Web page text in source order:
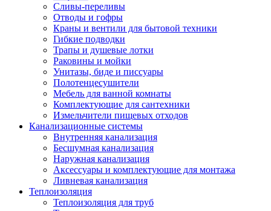
Сливы-переливы
Отводы и гофры
Краны и вентили для бытовой техники
Гибкие подводки
Трапы и душевые лотки
Раковины и мойки
Унитазы, биде и писсуары
Полотенцесушители
Мебель для ванной комнаты
Комплектующие для сантехники
Измельчители пищевых отходов
Канализационные системы
Внутренняя канализация
Бесшумная канализация
Наружная канализация
Аксессуары и комплектующие для монтажа
Ливневая канализация
Теплоизоляция
Теплоизоляция для труб